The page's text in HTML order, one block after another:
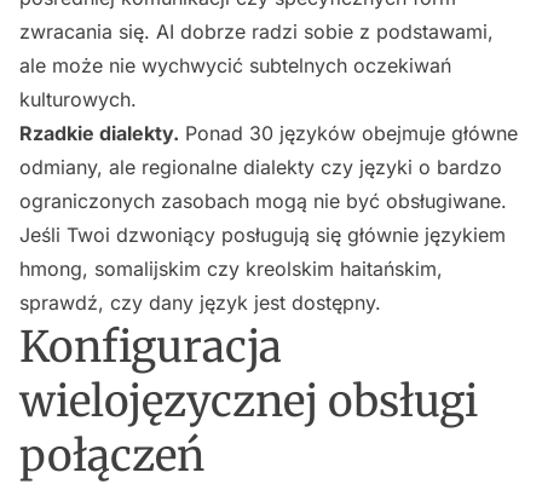
zwracania się. AI dobrze radzi sobie z podstawami,
ale może nie wychwycić subtelnych oczekiwań
kulturowych.
Rzadkie dialekty. Ponad 30 języków obejmuje główne
odmiany, ale regionalne dialekty czy języki o bardzo
ograniczonych zasobach mogą nie być obsługiwane.
Jeśli Twoi dzwoniący posługują się głównie językiem
hmong, somalijskim czy kreolskim haitańskim,
sprawdź, czy dany język jest dostępny.
Konfiguracja
wielojęzycznej obsługi
połączeń